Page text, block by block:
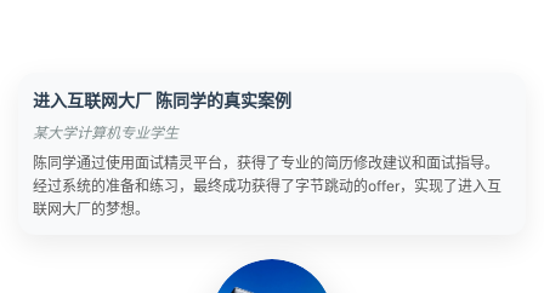
进入互联网大厂 陈同学的真实案例
某大学计算机专业学生
陈同学通过使用面试精灵平台，获得了专业的简历修改建议和面试指导。
经过系统的准备和练习，最终成功获得了字节跳动的offer，实现了进入互
联网大厂的梦想。